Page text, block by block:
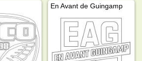
En Avant de Guingamp